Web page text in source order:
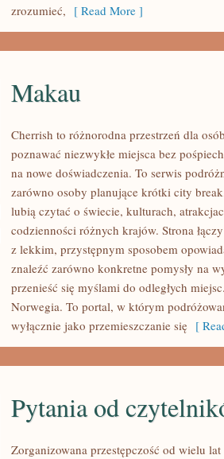
zrozumieć, [ Read More ]
MAKAU
Makau
Cherrish to różnorodna przestrzeń dla
poznawać niezwykłe miejsca bez
na nowe doświadczenia. To serwis
zarówno osoby planujące krótki city
lubią czytać o świecie, kulturach,
codzienności różnych krajów. Strona
z lekkim, przystępnym sposobem
znaleźć zarówno konkretne pomysły na
przenieść się myślami do odległych
Norwegia. To portal, w którym
wyłącznie jako przemieszczanie się [
Pytania od
Zorganizowana przestępczość od wielu